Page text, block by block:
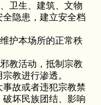
卫生、建筑、文物
隐患，建立安全档
护本场所的正常秩
教活动，抵制宗教
教进行渗透。
故或者违犯宗教禁
坏民族团结、影响